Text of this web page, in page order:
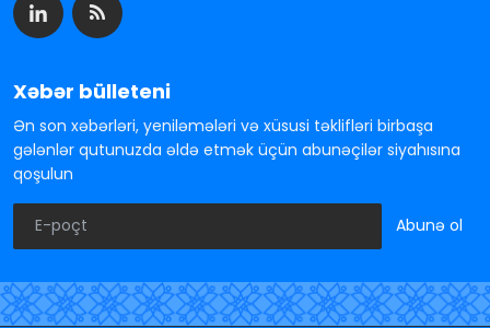
Xəbər bülleteni
Ən son xəbərləri, yeniləmələri və xüsusi təklifləri birbaşa
gələnlər qutunuzda əldə etmək üçün abunəçilər siyahısına
qoşulun
Abunə ol